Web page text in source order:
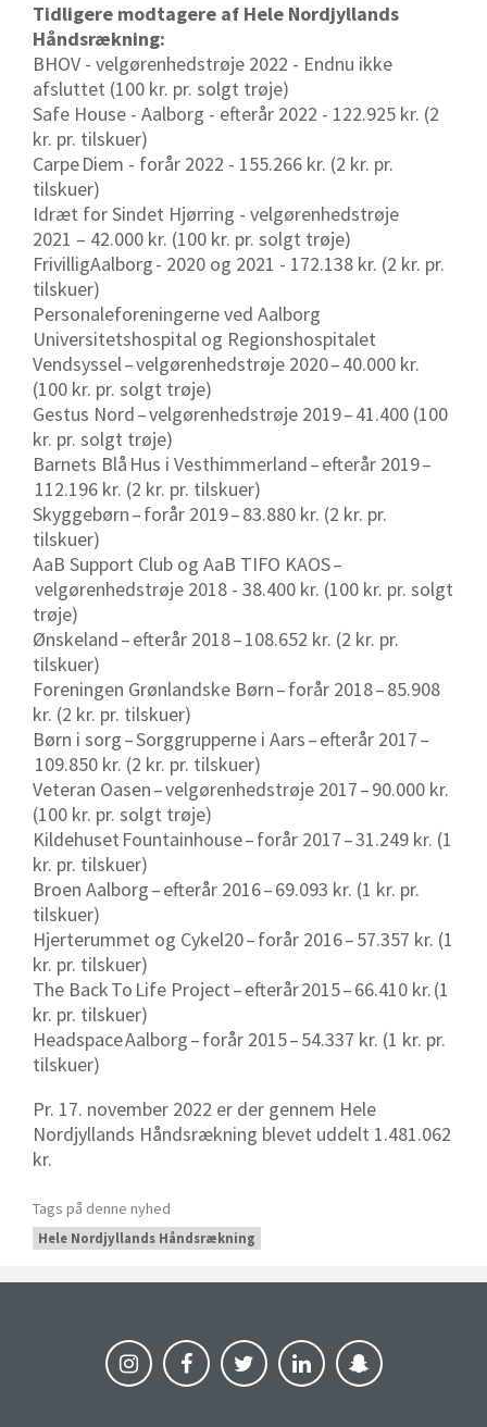
Tidligere modtagere af Hele Nordjyllands
Håndsrækning:
BHOV - velgørenhedstrøje 2022 - Endnu ikke
afsluttet (100 kr. pr. solgt trøje)
Safe House - Aalborg - efterår 2022 - 122.925 kr. (2
kr. pr. tilskuer)
CarpeDiem - forår 2022 - 155.266 kr. (2 kr. pr.
tilskuer)
Idræt for Sindet Hjørring - velgørenhedstrøje
2021 – 42.000 kr. (100 kr. pr. solgt trøje)
FrivilligAalborg- 2020 og 2021 - 172.138 kr. (2 kr. pr.
tilskuer)
Personaleforeningerne ved Aalborg
Universitetshospital og Regionshospitalet
Vendsyssel–velgørenhedstrøje 2020–40.000 kr.
(100 kr. pr. solgt trøje)
Gestus Nord–velgørenhedstrøje 2019–41.400 (100
kr. pr. solgt trøje)
Barnets Blå Hus i Vesthimmerland–efterår 2019–
112.196 kr. (2 kr. pr. tilskuer)
Skyggebørn–forår 2019–83.880 kr. (2 kr. pr.
tilskuer)
AaB Support Club og AaB TIFO KAOS–
velgørenhedstrøje 2018 - 38.400 kr. (100 kr. pr. solgt
trøje)
Ønskeland–efterår 2018–108.652 kr. (2 kr. pr.
tilskuer)
Foreningen Grønlandske Børn–forår 2018–85.908
kr. (2 kr. pr. tilskuer)
Børn i sorg–Sorggrupperne i Aars–efterår 2017–
109.850 kr. (2 kr. pr. tilskuer)
Veteran Oasen–velgørenhedstrøje 2017–90.000 kr.
(100 kr. pr. solgt trøje)
Kildehuset Fountainhouse–forår 2017–31.249 kr. (1
kr. pr. tilskuer)
Broen Aalborg–efterår 2016–69.093 kr. (1 kr. pr.
tilskuer)
Hjerterummet og Cykel20–forår 2016–57.357 kr. (1
kr. pr. tilskuer)
The BackTo Life Project–efterår2015–66.410 kr.(1
kr. pr. tilskuer)
HeadspaceAalborg–forår 2015–54.337 kr. (1 kr. pr.
tilskuer)
Pr. 17. november 2022 er der gennem Hele
Nordjyllands Håndsrækning blevet uddelt 1.481.062
kr.
Tags på denne nyhed
Hele Nordjyllands Håndsrækning